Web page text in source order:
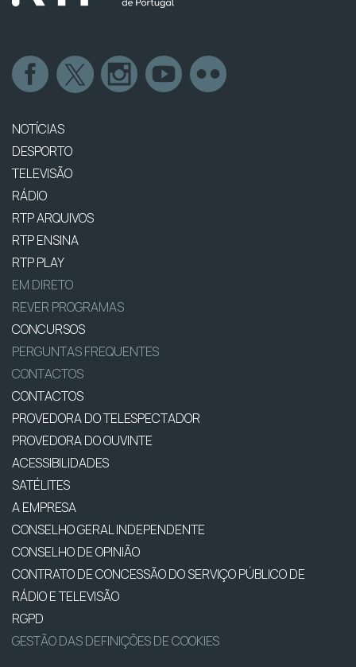
NOTÍCIAS
DESPORTO
TELEVISÃO
RÁDIO
RTP ARQUIVOS
RTP ENSINA
RTP PLAY
EM DIRETO
REVER PROGRAMAS
CONCURSOS
PERGUNTAS FREQUENTES
CONTACTOS
CONTACTOS
PROVEDORA DO TELESPECTADOR
PROVEDORA DO OUVINTE
ACESSIBILIDADES
SATÉLITES
A EMPRESA
CONSELHO GERAL INDEPENDENTE
CONSELHO DE OPINIÃO
CONTRATO DE CONCESSÃO DO SERVIÇO PÚBLICO DE
RÁDIO E TELEVISÃO
RGPD
GESTÃO DAS DEFINIÇÕES DE COOKIES